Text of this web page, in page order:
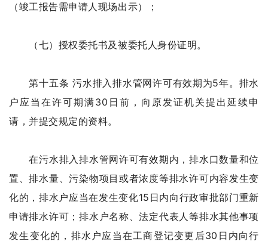
（竣工报告需申请人现场出示）；
（七）授权委托书及被委托人身份证明。
第十五条 污水排入排水管网许可有效期为5年。排水
户应当在许可期满30日前，向原发证机关提出延续申
请，并提交规定的资料。
在污水排入排水管网许可有效期内，排水口数量和位
置、排水量、污染物项目或者浓度等排水许可内容发生变
化的，排水户应当在发生变化15日内向行政审批部门重新
申请排水许可；排水户名称、法定代表人等排水其他事项
发生变化的，排水户应当在工商登记变更后30日内向行